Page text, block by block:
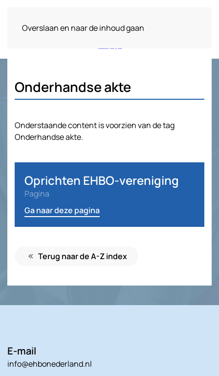
Overslaan en naar de inhoud gaan
Onderhandse akte
Onderstaande content is voorzien van de tag
Onderhandse akte.
Oprichten EHBO-vereniging
Pagina
Ga naar deze pagina
Terug naar de A-Z index
E-mail
info@ehbonederland.nl